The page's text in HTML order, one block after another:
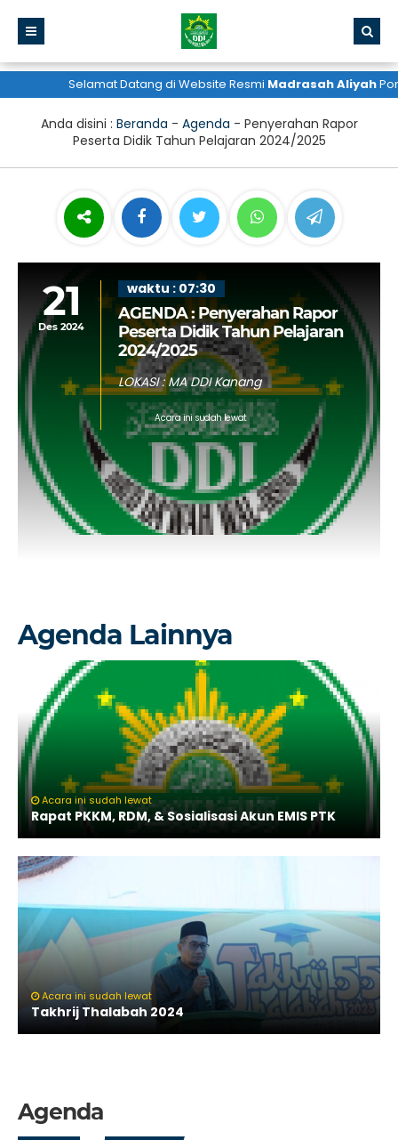
Selamat Datang di Website ResmiMadrasah Aliyah
Anda disini : Beranda - Agenda - Penyerahan Rapor
Peserta Didik Tahun Pelajaran 2024/2025
21
Des 2024
waktu : 07:30
AGENDA : Penyerahan Rapor
Peserta Didik Tahun Pelajaran
2024/2025
LOKASI : MA DDI Kanang
Acara ini sudah lewat
Agenda Lainnya
Acara ini sudah lewat
Rapat PKKM, RDM, & Sosialisasi Akun EMIS PTK
Acara ini sudah lewat
Takhrij Thalabah 2024
Agenda